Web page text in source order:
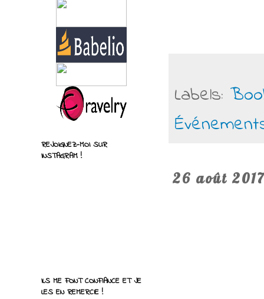
Labels:
26 août
REJOIGNEZ-MOI SUR
INSTAGRAM !
ILS ME FONT CONFIANCE ET JE
LES EN REMERCIE !